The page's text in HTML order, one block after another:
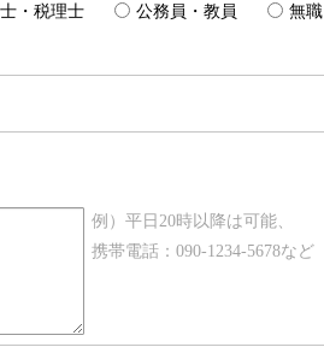
・税理士 公務員・教員
無職
例）平日20時以降は可能、
携帯電話：090-1234-5678など